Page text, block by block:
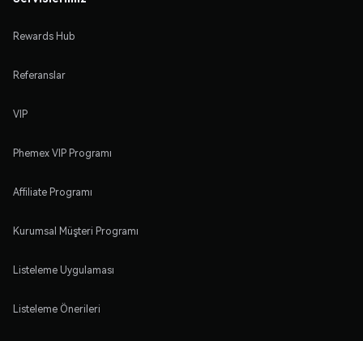
Rewards Hub
Referanslar
VIP
Phemex VIP Programı
Affiliate Programı
Kurumsal Müşteri Programı
Listeleme Uygulaması
Listeleme Önerileri